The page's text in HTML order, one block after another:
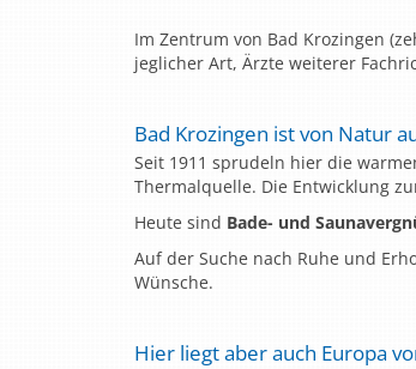
Im Zentrum von Bad Krozingen
jeglicher Art, Ärzte weiterer
Bad Krozingen ist von Natur
Seit 1911 sprudeln hier die
Thermalquelle. Die Entwicklung
Heute sind Bade- und
Auf der Suche nach Ruhe und
Wünsche.
Hier liegt aber auch Europa